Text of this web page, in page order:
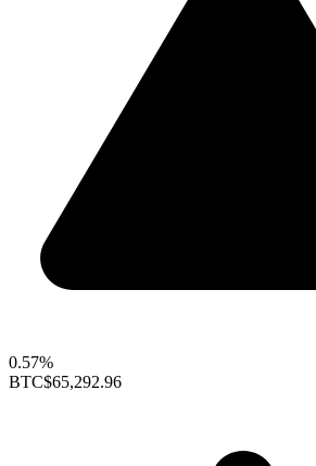
0.57%
BTC$65,292.96